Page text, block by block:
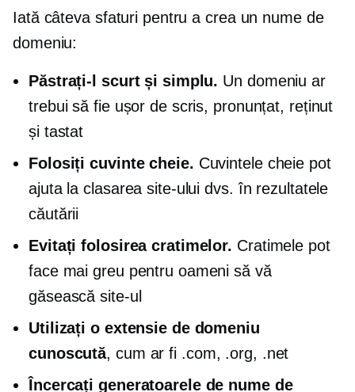
Iată câteva sfaturi pentru a crea un nume de
domeniu:
Păstrați-l scurt și simplu. Un domeniu ar
trebui să fie ușor de scris, pronunțat, reținut
și tastat
Folosiți cuvinte cheie. Cuvintele cheie pot
ajuta la clasarea site-ului dvs. în rezultatele
căutării
Evitați folosirea cratimelor. Cratimele pot
face mai greu pentru oameni să vă
găsească site-ul
Utilizați o extensie de domeniu
cunoscută, cum ar fi .com, .org, .net
Încercați generatoarele de nume de